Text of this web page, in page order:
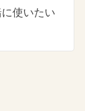
使いたい